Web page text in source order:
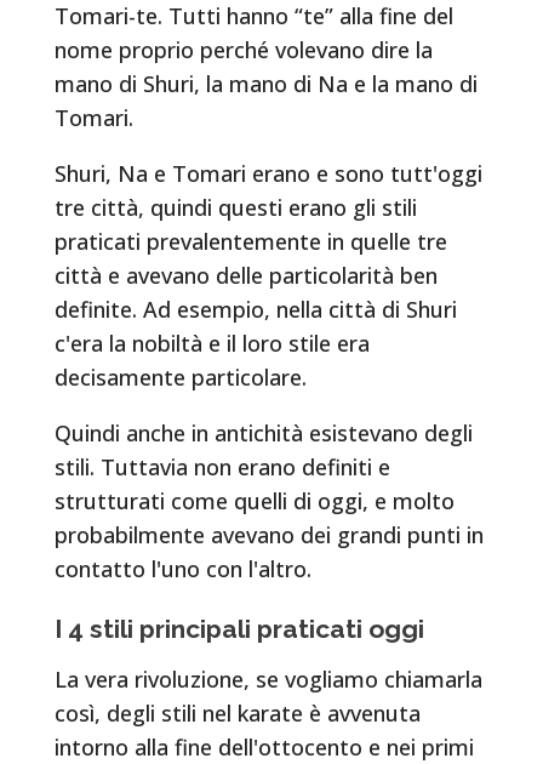
Tomari-te. Tutti hanno “te” alla fine del
nome proprio perché volevano dire la
mano di Shuri, la mano di Na e la mano di
Tomari.
Shuri, Na e Tomari erano e sono tutt'oggi
tre città, quindi questi erano gli stili
praticati prevalentemente in quelle tre
città e avevano delle particolarità ben
definite. Ad esempio, nella città di Shuri
c'era la nobiltà e il loro stile era
decisamente particolare.
Quindi anche in antichità esistevano degli
stili. Tuttavia non erano definiti e
strutturati come quelli di oggi, e molto
probabilmente avevano dei grandi punti in
contatto l'uno con l'altro.
I 4 stili principali praticati oggi
La vera rivoluzione, se vogliamo chiamarla
così, degli stili nel karate è avvenuta
intorno alla fine dell'ottocento e nei primi